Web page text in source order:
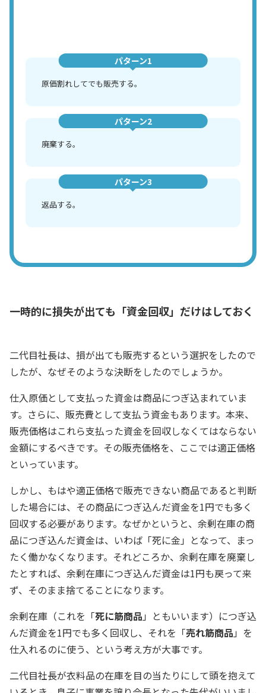
パターン1
原価割れしてでも販売する。
パターン2
廃棄する。
パターン3
返品する。
一時的に損失が出ても「資金回収」だけはしておく
二代目社長は、損が出ても販売するという選択をしたので
したが、なぜそのような決断をしたのでしょうか。
仕入原価として支払った資金は商品につぎ込まれていま
す。さらに、販売費として支払う資金もあります。本来、
販売価格はこれら支払った資金を回収しなくてはならない
金額にするべきです。その販売価格を、ここでは適正価格
といっています。
しかし、もはや適正価格で販売できない商品であると判断
した場合には、その商品につぎ込んだ資金を1円でも多く
回収する必要があります。なぜかというと、余剰在庫の商
品につぎ込んだ資金は、いわば「死に金」となって、まっ
たく働かなくなります。それどころか、余剰在庫を廃棄し
たとすれば、余剰在庫につぎ込んだ資金は1円も戻って来
ず、そのまま捨てることになります。
余剰在庫（これを「死に筋商品 」ともいいます）につぎ込
んだ資金を1円でも多く回収し、それを「売れ筋商品 」を
仕入れるのに使う、という考え方が大事です。
二代目社長が衣料品の在庫を目の当たりにして頭を抱えて